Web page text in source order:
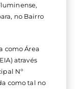
A
no Bairro
como Área
através
Nº
como tal no